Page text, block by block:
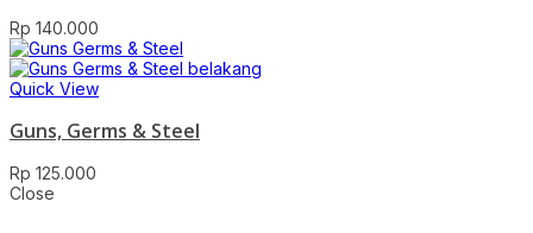
Rp 140.000
Quick View
Guns, Germs & Steel
Rp 125.000
Close